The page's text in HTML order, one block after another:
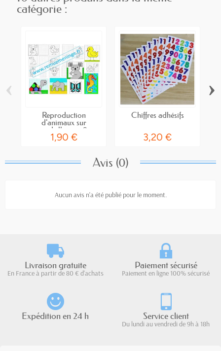
catégorie :
Reproduction
d'animaux sur
quadrillage – 9...
1,90 €
Chiffres adhésifs
3,20 €
‹ ›
Avis (0)
Aucun avis n'a été publié pour le moment.
Livraison gratuite
En France à partir de 80 € d'achats
Paiement sécurisé
Paiement en ligne 100% sécurisé
Expédition en 24 h Service client
Du lundi au vendredi de 9h à 18h